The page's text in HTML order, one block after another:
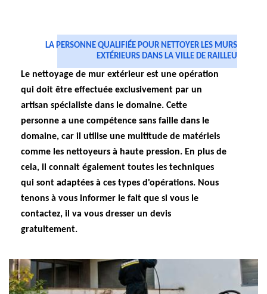
LA PERSONNE QUALIFIÉE POUR NETTOYER LES MURS
EXTÉRIEURS DANS LA VILLE DE RAILLEU
Le nettoyage de mur extérieur est une opération
qui doit être effectuée exclusivement par un
artisan spécialiste dans le domaine. Cette
personne a une compétence sans faille dans le
domaine, car il utilise une multitude de matériels
comme les nettoyeurs à haute pression. En plus de
cela, il connait également toutes les techniques
qui sont adaptées à ces types d'opérations. Nous
tenons à vous informer le fait que si vous le
contactez, il va vous dresser un devis
gratuitement.